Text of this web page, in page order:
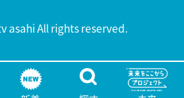
asahi All rights reserved.